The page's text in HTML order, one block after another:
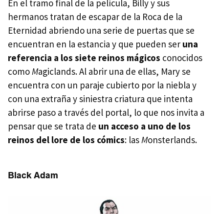
En el tramo final de la película, Billy y sus
hermanos tratan de escapar de la Roca de la
Eternidad abriendo una serie de puertas que se
encuentran en la estancia y que pueden ser una
referencia a los siete reinos mágicos conocidos
como Magiclands. Al abrir una de ellas, Mary se
encuentra con un paraje cubierto por la niebla y
con una extraña y siniestra criatura que intenta
abrirse paso a través del portal, lo que nos invita a
pensar que se trata de un acceso a uno de los
reinos del lore de los cómics: las Monsterlands.
Black Adam